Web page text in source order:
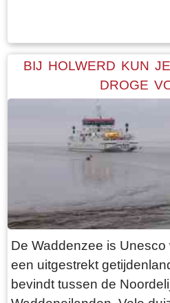
optimaal uitzicht op de
Een ideale dag voor een
Vanaf de parkeerplaats bij
bezoekerscentrum loop je
rode klinkers de terp op.
want deze is aan de
waard. Er hangt een
rouwborden aan de muur.
licht en de kachel. Aan de
terp loop je weer naar
van gele klinkers. Als je
kom je gewoon weer uit
Het is moeilijk voor te
terp ooit door
BIJ HOLWERD KUN
DROGE
De Waddenzee is
een uitgestrekt
bevindt tussen de